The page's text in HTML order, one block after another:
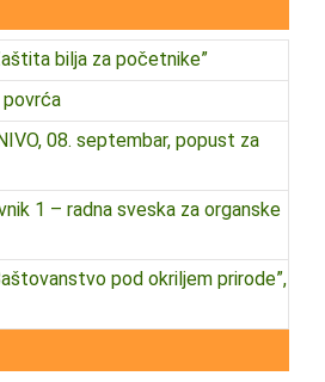
bilja za početnike”
08. septembar, popust za
1 – radna sveska za organske
pod okriljem prirode”,